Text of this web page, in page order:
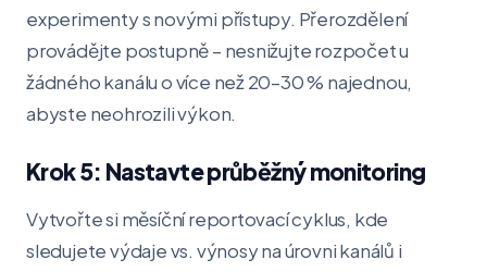
experimenty s novými přístupy. Přerozdělení
provádějte postupně – nesnižujte rozpočet u
žádného kanálu o více než 20–30 % najednou,
abyste neohrozili výkon.
Krok 5: Nastavte průběžný monitoring
Vytvořte si měsíční reportovací cyklus, kde
sledujete výdaje vs. výnosy na úrovni kanálů i